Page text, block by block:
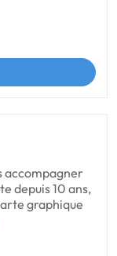
accompagner
depuis 10 ans,
graphique